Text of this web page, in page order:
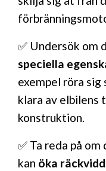
✅ Undersök om
speciella
exempel röra
klara av elbilens
konstruktion.
✅ Ta reda på
kan öka